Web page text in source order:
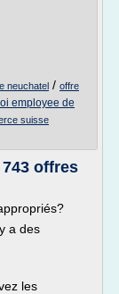
neuchatel / offre
employee de
suisse
offres
a des
les